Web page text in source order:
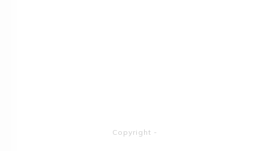
Copyright -